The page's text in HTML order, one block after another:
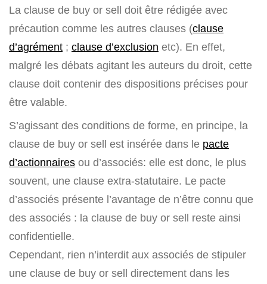
La clause de buy or sell doit être rédigée avec
précaution comme les autres clauses (clause
d’agrément ; clause d’exclusion etc). En effet,
malgré les débats agitant les auteurs du droit, cette
clause doit contenir des dispositions précises pour
être valable.
S’agissant des conditions de forme, en principe, la
clause de buy or sell est insérée dans le pacte
d’actionnaires ou d’associés: elle est donc, le plus
souvent, une clause extra-statutaire. Le pacte
d’associés présente l’avantage de n’être connu que
des associés : la clause de buy or sell reste ainsi
confidentielle.
Cependant, rien n’interdit aux associés de stipuler
une clause de buy or sell directement dans les